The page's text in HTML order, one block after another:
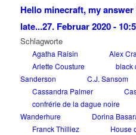
Hello minecraft, my
late...27. Februar 2020 -
Schlagworte
Agatha Raisin Alex
Arlette Cousture
black
Sanderson
C.J. Sansom
Cassandra Palmer
confrérie de la dague noire
Wanderhure
Dorina
Franck Thilliez
House